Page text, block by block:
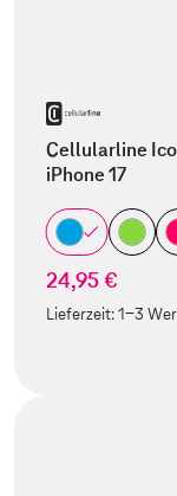
Cellularline
iPhone 17
24,95 €
Lieferzeit:1-3